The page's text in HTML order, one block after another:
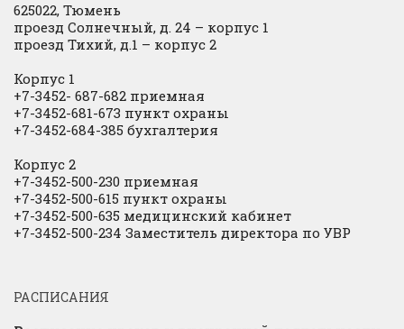
625022, Тюмень
проезд Солнечный, д. 24 – корпус 1
проезд Тихий, д.1 – корпус 2
Корпус 1
+7-3452- 687-682 приемная
+7-3452-681-673 пункт охраны
+7-3452-684-385 бухгалтерия
Корпус 2
+7-3452-500-230 приемная
+7-3452-500-615 пункт охраны
+7-3452-500-635 медицинский кабинет
+7-3452-500-234 Заместитель директора по УВР
РАСПИСАНИЯ